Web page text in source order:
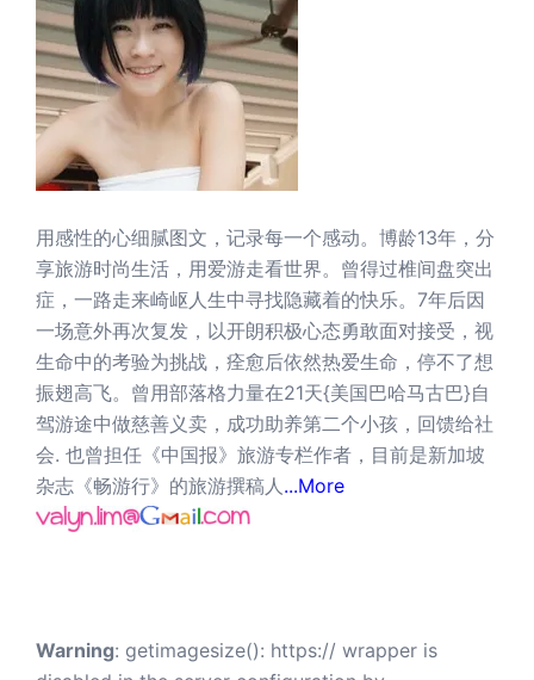
用感性的心细腻图文，记录每一个感动。博龄13年，分
享旅游时尚生活，用爱游走看世界。曾得过椎间盘突出
症，一路走来崎岖人生中寻找隐藏着的快乐。7年后因
一场意外再次复发，以开朗积极心态勇敢面对接受，视
生命中的考验为挑战，痊愈后依然热爱生命，停不了想
振翅高飞。曾用部落格力量在21天{美国巴哈马古巴}自
驾游途中做慈善义卖，成功助养第二个小孩，回馈给社
会. 也曾担任《中国报》旅游专栏作者，目前是新加坡
杂志《畅游行》的旅游撰稿人 ...More
Warning: getimagesize(): https:// wrapper is